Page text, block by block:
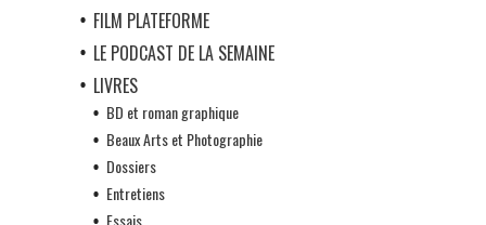
FILM PLATEFORME
LE PODCAST DE LA SEMAINE
LIVRES
BD et roman graphique
Beaux Arts et Photographie
Dossiers
Entretiens
Essais